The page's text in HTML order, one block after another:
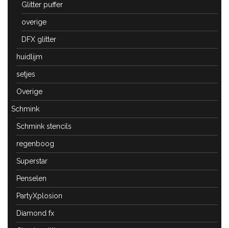
Glitter puffer
overige
DFX glitter
huidlijm
setjes
Overige
Schmink
Schmink stencils
regenboog
Superstar
Penselen
PartyXplosion
Diamond fx